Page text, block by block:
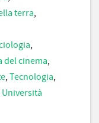
terra,
,
del cinema,
, Tecnologia,